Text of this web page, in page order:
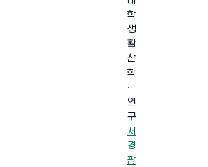
학
생
활
산
학
·
연
구
서
경
광